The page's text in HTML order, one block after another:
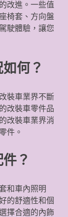
改進。一些值
椅套、方向盤
駛體驗，讓您
何？
裝車業界不斷
改裝車零件品
改裝車業界消
件。
？
和車內照明
的舒適性和個
擇合適的內飾